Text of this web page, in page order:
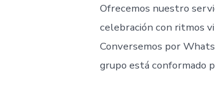
Ofrecemos nuestro
celebración con ritmos
Conversemos por
grupo está conformado